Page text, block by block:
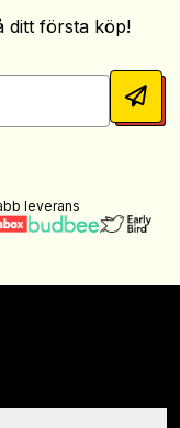
ditt första köp!
leverans